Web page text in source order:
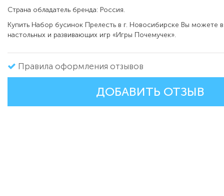
Страна обладатель бренда: Россия.
Купить Набор бусинок Прелесть в г. Новосибирске Вы можете в
настольных и развивающих игр «Игры Почемучек».
Правила оформления отзывов
ДОБАВИТЬ ОТЗЫВ